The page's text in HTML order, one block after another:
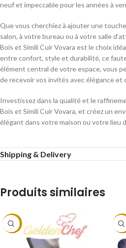
neuf et impeccable pour les années à
Que vous cherchiez à ajouter une
salon, à votre bureau ou à votre salle
Bois et Simili Cuir Vovara est le choix
entre confort, style et durabilité, ce
élément central de votre espace, vous
de recevoir vos invités avec élégance et
Investissez dans la qualité et le
Bois et Simili Cuir Vovara, et créez un
élégant dans votre maison ou votre lieu
Shipping & Delivery
Produits similaires
-9% -9%